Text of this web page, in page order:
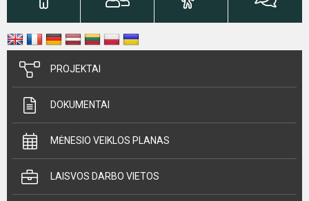
PROJEKTAI
DOKUMENTAI
MĖNESIO VEIKLOS PLANAS
LAISVOS DARBO VIETOS